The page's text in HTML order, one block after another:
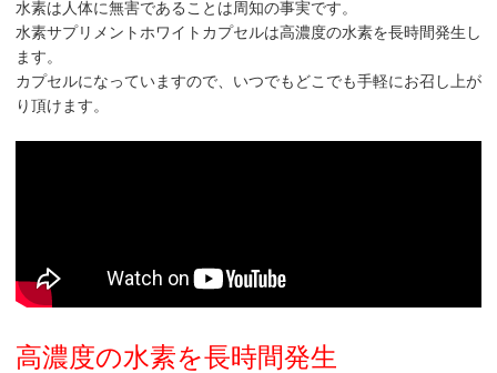
水素は人体に無害であることは周知の事実です。
水素サプリメントホワイトカプセルは高濃度の水素を長時間発生し
ます。
カプセルになっていますので、いつでもどこでも手軽にお召し上が
り頂けます。
高濃度の水素を長時間発生